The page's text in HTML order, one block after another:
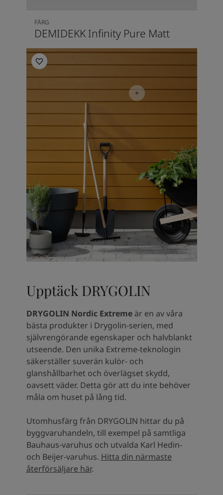
FÄRG
DEMIDEKK Infinity Pure Matt
Upptäck DRYGOLIN
DRYGOLIN Nordic Extremeär en av våra
bästa produkter i Drygolin-serien, med
självrengörande egenskaper och halvblankt
utseende. Den unika Extreme-teknologin
säkerställer suverän kulör- och
glanshållbarhet och överlägset skydd,
oavsett väder. Detta gör att du inte behöver
måla om huset på lång tid.
Utomhusfärg från DRYGOLIN hittar du på
byggvaruhandeln, till exempel på samtliga
Bauhaus-varuhus och utvalda Karl Hedin-
och Beijer-varuhus. Hitta din närmaste
återförsäljare här.
Utomhusinspiration